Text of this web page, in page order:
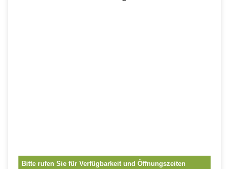
Bitte rufen Sie für Verfügbarkeit und Öffnungszeiten